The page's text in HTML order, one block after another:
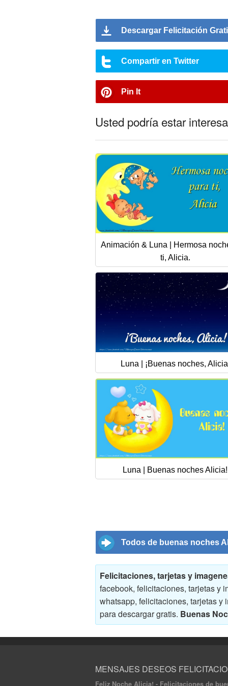
Descargar Felicitación
Compartir en Twitter
Pin It
Usted podría estar
Animación & Luna | Hermosa
ti, Alicia.
Luna | ¡Buenas noches,
Luna | Buenas noches Alicia!
Todos de buenas noches
Felicitaciones, tarjetas y
facebook, felicitaciones, tarjetas y
whatsapp, felicitaciones, tarjetas
para descargar gratis. Buenas
MENSAJES DESEOS
Feliz Noche Alicia! - Felicitaciones de